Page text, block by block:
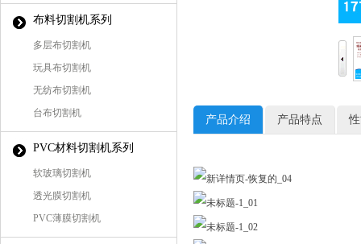
布料切割机系列
多层布切割机
玩具布切割机
无纺布切割机
台布切割机
PVC材料切割机系列
软玻璃切割机
透光膜切割机
PVC薄膜切割机
产品介绍 产品特点